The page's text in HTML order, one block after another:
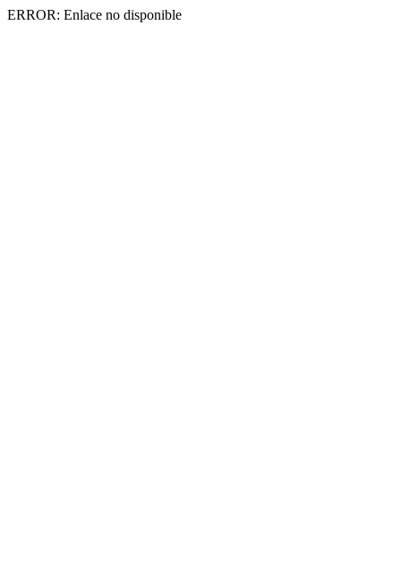
ERROR: Enlace no disponible